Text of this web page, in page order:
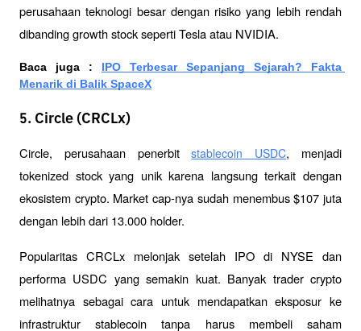
perusahaan teknologi besar dengan risiko yang lebih rendah
dibanding growth stock seperti Tesla atau NVIDIA.
Baca juga : IPO Terbesar Sepanjang Sejarah? Fakta
Menarik di Balik SpaceX
5. Circle (CRCLx)
Circle, perusahaan penerbit stablecoin USDC, menjadi
tokenized stock yang unik karena langsung terkait dengan
ekosistem crypto. Market cap-nya sudah menembus $107 juta
dengan lebih dari 13.000 holder.
Popularitas CRCLx melonjak setelah IPO di NYSE dan
performa USDC yang semakin kuat. Banyak trader crypto
melihatnya sebagai cara untuk mendapatkan eksposur ke
infrastruktur stablecoin tanpa harus membeli saham